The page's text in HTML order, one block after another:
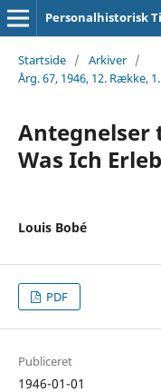
Personalhistorisk
Startside / Arkiver /
Årg. 67, 1946, 12. Række,
Antegnelser
Was Ich
Louis Bobé
PDF
Publiceret
1946-01-01